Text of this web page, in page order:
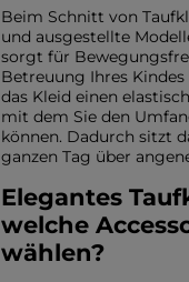
Beim Schnitt von
und ausgestellte
sorgt für
Betreuung Ihres
das Kleid einen
mit dem Sie den
können. Dadurch sitzt
ganzen Tag über
Elegantes
welche
wählen?